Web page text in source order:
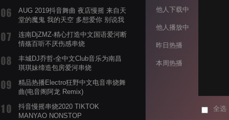
AUG 2019抖音舞曲 夜店慢摇 来自天
堂的魔鬼 我的天空 多想爱你 别说我
连南DjZMZ-精心打造中文国语爱河断
情殇百听不厌伤感串烧
丰城DJ乔哲-全中文Club音乐为南昌
琪琪妹缔造包房爱河串烧
精品热播Electro狂野中文电音串烧舞
曲(电音阁阿龙 Remix)
抖音慢摇串烧2020 TIKTOK
MANYAO NONSTOP
他人下载中
他人播放中
昨日热播
本周热播
全选